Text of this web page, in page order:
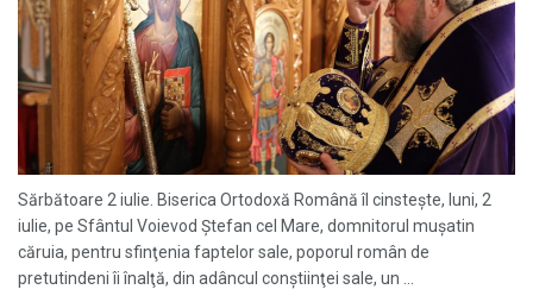
Sărbătoare 2 iulie. Biserica Ortodoxă Română îl cinsteşte, luni, 2
iulie, pe Sfântul Voievod Ştefan cel Mare, domnitorul muşatin
căruia, pentru sfinţenia faptelor sale, poporul român de
pretutindeni îi înalţă, din adâncul conştiinţei sale, un ...